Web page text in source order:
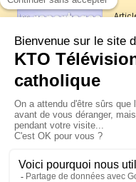
La
XIV
Le